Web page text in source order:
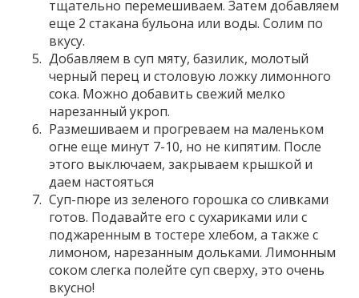
тщательно перемешиваем. Затем добавляем
еще 2 стакана бульона или воды. Солим по
вкусу.
Добавляем в суп мяту, базилик, молотый
черный перец и столовую ложку лимонного
сока. Можно добавить свежий мелко
нарезанный укроп.
Размешиваем и прогреваем на маленьком
огне еще минут 7-10, но не кипятим. После
этого выключаем, закрываем крышкой и
даем настояться
Суп-пюре из зеленого горошка со сливками
готов. Подавайте его с сухариками или с
поджаренным в тостере хлебом, а также с
лимоном, нарезанным дольками. Лимонным
соком слегка полейте суп сверху, это очень
вкусно!